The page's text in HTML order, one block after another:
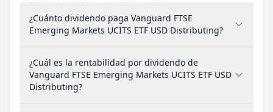
¿Cuánto dividendo paga Vanguard FTSE
Emerging Markets UCITS ETF USD Distributing?
¿Cuál es la rentabilidad por dividendo de
Vanguard FTSE Emerging Markets UCITS ETF USD
Distributing?